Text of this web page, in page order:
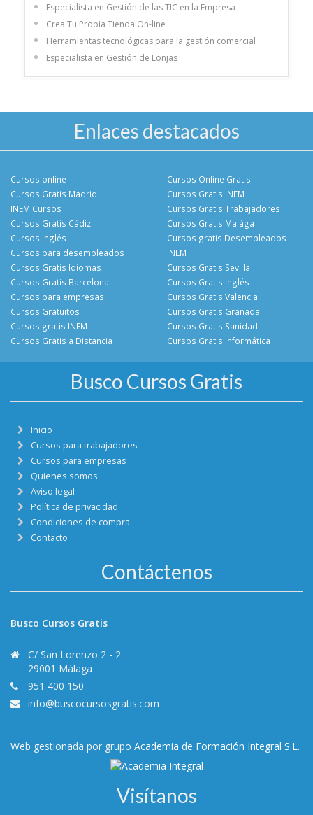
Especialista en Gestión de las TIC en la Empresa
Crea Tu Propia Tienda On-line
Herramientas tecnológicas para la gestión comercial
Especialista en Gestión de Lonjas
Enlaces destacados
Cursos online
Cursos Gratis Madrid
INEM Cursos
Cursos Gratis Cádiz
Cursos Online Gratis
Cursos Gratis INEM
Cursos Gratis Trabajadores
Cursos Gratis Malága
Cursos Inglés
Cursos para desempleados
Cursos Gratis Idiomas
Cursos Gratis Barcelona
Cursos gratis Desempleados
INEM
Cursos Gratis Sevilla
Cursos Gratis Inglés
Cursos para empresas
Cursos Gratuitos
Cursos gratis INEM
Cursos Gratis a Distancia
Cursos Gratis Valencia
Cursos Gratis Granada
Cursos Gratis Sanidad
Cursos Gratis Informática
Busco Cursos Gratis
Inicio
Cursos para trabajadores
Cursos para empresas
Quienes somos
Aviso legal
Política de privacidad
Condiciones de compra
Contacto
Contáctenos
Busco Cursos Gratis
C/ San Lorenzo 2 - 2
29001 Málaga
951 400 150
info@buscocursosgratis.com
Web gestionada por grupo Academia de Formación Integral S.L.
Visítanos